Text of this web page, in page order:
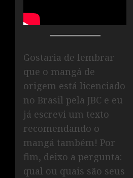
Gostaria de lembrar
que o mangá de
origem está licenciado
no Brasil pela JBC e eu
já escrevi um texto
recomendando o
mangá também! Por
fim, deixo a pergunta:
qual ou quais são seus